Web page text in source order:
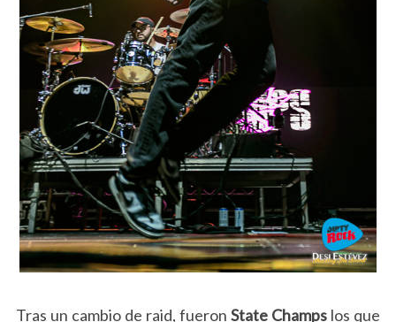
Tras un cambio de raid, fueronState Champs los que